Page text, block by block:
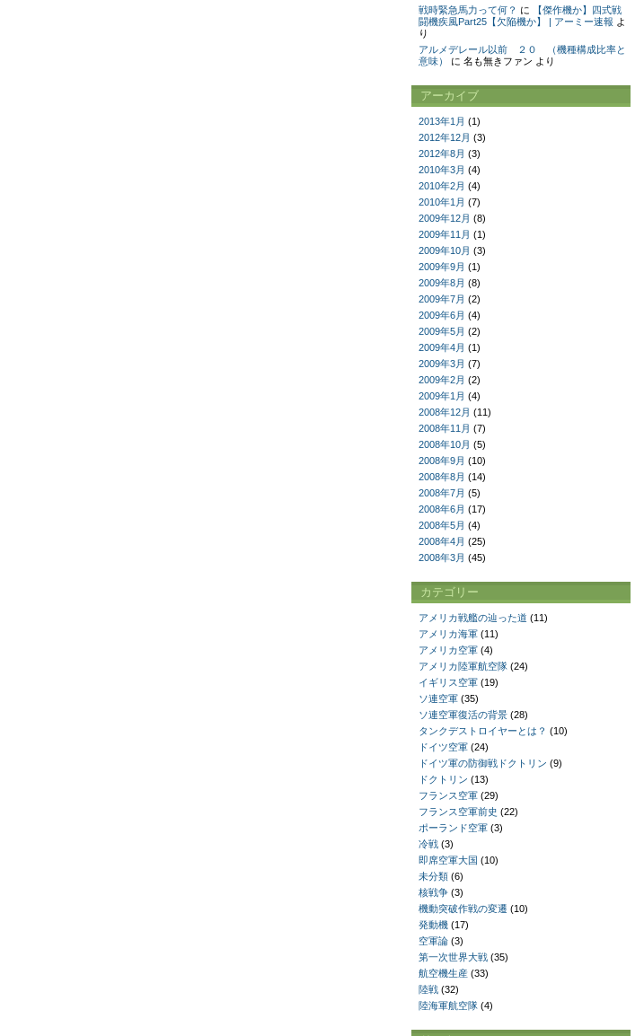
戦時緊急馬力って何？ に
【傑作機か】四式戦
闘機疾風Part25【欠陥機か】 | アーミー速報 よ
り
アルメデレール以前 ２０ （機種構成比率と
意味）
に 名も無きファン より
アーカイブ
2013年1月 (1)
2012年12月 (3)
2012年8月 (3)
2010年3月 (4)
2010年2月 (4)
2010年1月 (7)
2009年12月 (8)
2009年11月 (1)
2009年10月 (3)
2009年9月 (1)
2009年8月 (8)
2009年7月 (2)
2009年6月 (4)
2009年5月 (2)
2009年4月 (1)
2009年3月 (7)
2009年2月 (2)
2009年1月 (4)
2008年12月 (11)
2008年11月 (7)
2008年10月 (5)
2008年9月 (10)
2008年8月 (14)
2008年7月 (5)
2008年6月 (17)
2008年5月 (4)
2008年4月 (25)
2008年3月 (45)
カテゴリー
アメリカ戦艦の辿った道 (11)
アメリカ海軍(11)
アメリカ空軍(4)
アメリカ陸軍航空隊(24)
イギリス空軍(19)
ソ連空軍(35)
ソ連空軍復活の背景(28)
タンクデストロイヤーとは？ (10)
ドイツ空軍(24)
ドイツ軍の防御戦ドクトリン (9)
ドクトリン (13)
フランス空軍(29)
フランス空軍前史 (22)
ポーランド空軍(3)
冷戦(3)
即席空軍大国 (10)
未分類(6)
核戦争(3)
機動突破作戦の変遷 (10)
発動機(17)
空軍論(3)
第一次世界大戦(35)
航空機生産(33)
陸戦(32)
陸海軍航空隊(4)